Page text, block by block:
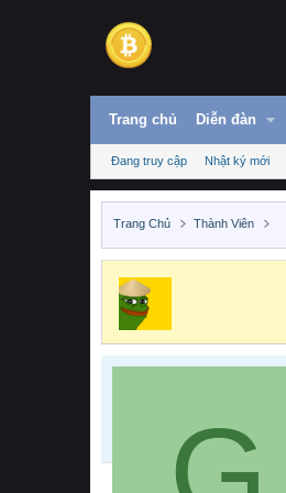
Trang chủ Diễn đàn
Đang truy cập Nhật ký mới
Trang Chủ Thành Viên